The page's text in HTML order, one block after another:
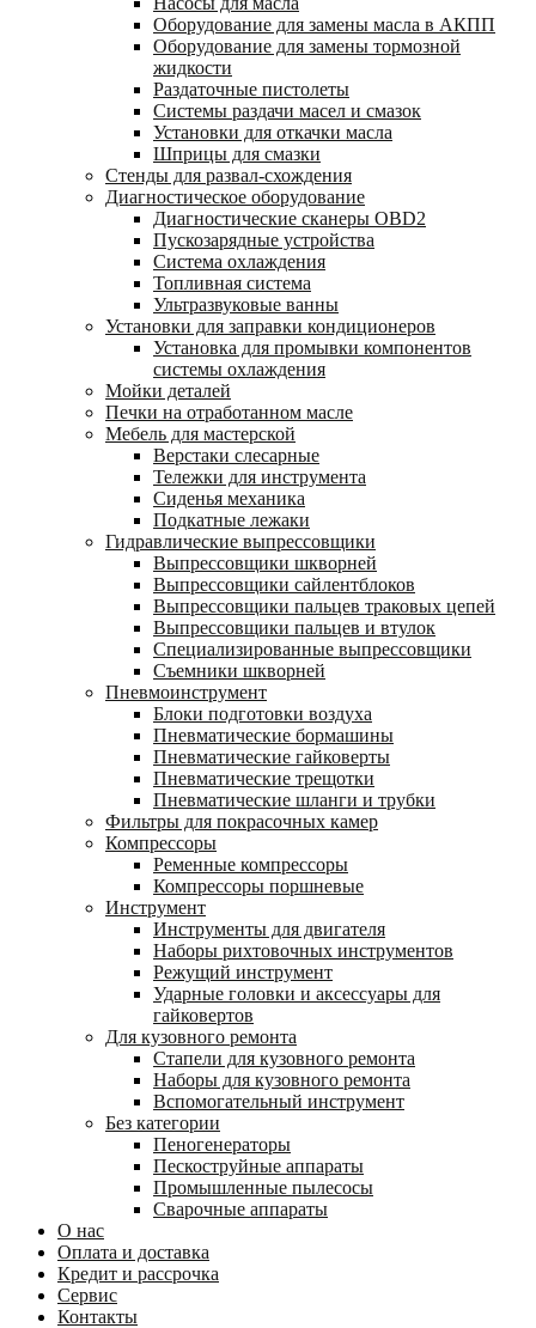
Оборудование для замены масла в АКПП
Оборудование для замены тормозной
жидкости
Раздаточные пистолеты
Системы раздачи масел и смазок
Установки для откачки масла
Шприцы для смазки
Стенды для развал-схождения
Диагностическое оборудование
Диагностические сканеры OBD2
Пускозарядные устройства
Система охлаждения
Топливная система
Ультразвуковые ванны
Установки для заправки кондиционеров
Установка для промывки компонентов
системы охлаждения
Мойки деталей
Печки на отработанном масле
Мебель для мастерской
Верстаки слесарные
Тележки для инструмента
Сиденья механика
Подкатные лежаки
Гидравлические выпрессовщики
Выпрессовщики шкворней
Выпрессовщики сайлентблоков
Выпрессовщики пальцев траковых цепей
Выпрессовщики пальцев и втулок
Специализированные выпрессовщики
Cъемники шкворней
Пневмоинструмент
Блоки подготовки воздуха
Пневматические бормашины
Пневматические гайковерты
Пневматические трещотки
Пневматические шланги и трубки
Фильтры для покрасочных камер
Компрессоры
Ременные компрессоры
Компрессоры поршневые
Инструмент
Инструменты для двигателя
Наборы рихтовочных инструментов
Режущий инструмент
Ударные головки и аксессуары для
гайковертов
Для кузовного ремонта
Стапели для кузовного ремонта
Наборы для кузовного ремонта
Вспомогательный инструмент
Без категории
Пеногенераторы
Пескоструйные аппараты
Промышленные пылесосы
Сварочные аппараты
О нас
Оплата и доставка
Кредит и рассрочка
Сервис
Контакты